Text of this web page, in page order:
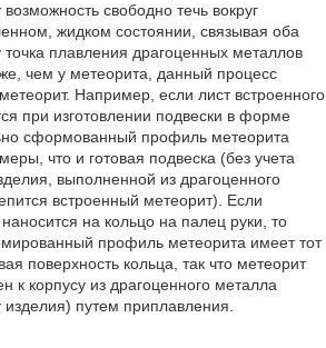
свободно течь вокруг
жидком состоянии, связывая оба
плавления драгоценных металлов
чем у метеорита, данный процесс
Например, если лист встроенного
при изготовлении подвески в форме
сформованный профиль метеорита
что и готовая подвеска (без учета
выполненной из драгоценного
встроенный метеорит). Если
на кольцо на палец руки, то
профиль метеорита имеет тот
поверхность кольца, так что метеорит
к корпусу из драгоценного металла
путем приплавления.